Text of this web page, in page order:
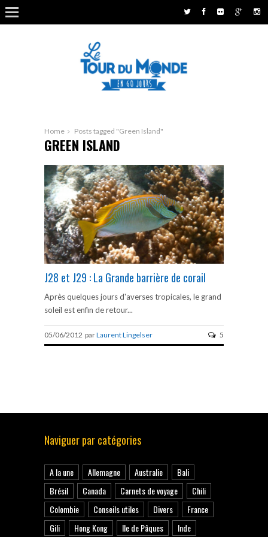
Home Posts tagged "Green Island"
GREEN ISLAND
J28 et J29 : La Grande barrière de corail
Après quelques jours d'averses tropicales, le grand
soleil est enfin de retour...
05/06/2012 parLaurent Lingelser 5
Naviguer par catégories
A la une Allemagne Australie
Bali
Brésil
Canada Carnets de voyage
Chili
Colombie
Conseils utiles Divers
France
Gili
Hong Kong Ile de Pâques Inde